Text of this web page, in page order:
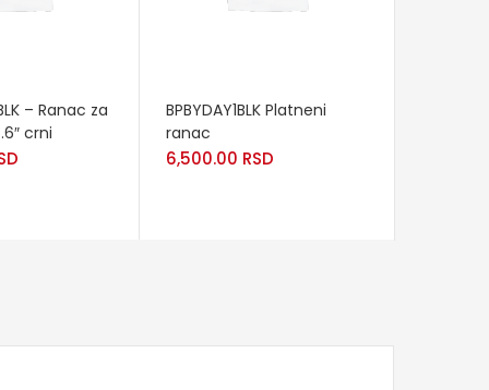
– Ranac za
crni
BPBYDAY1BLK Platneni
ranac
6,500.00 RSD